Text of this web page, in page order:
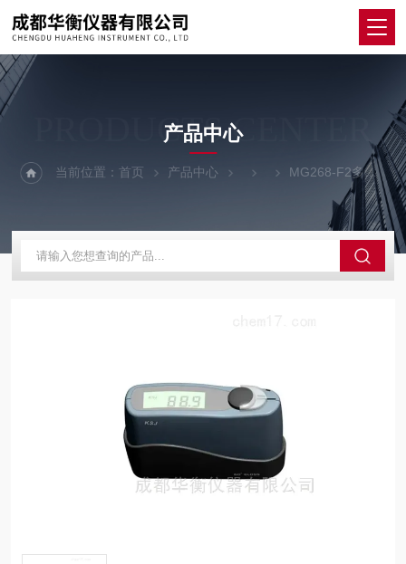
PRODUCTS CENTER
产品中心
当前位置：首页 产品中心 MG268-F2多角度通用性光泽度计